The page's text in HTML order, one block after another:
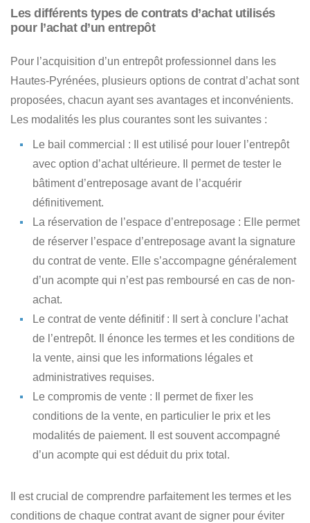
Les différents types de contrats d’achat utilisés
pour l’achat d’un entrepôt
Pour l’acquisition d’un entrepôt professionnel dans les
Hautes-Pyrénées, plusieurs options de contrat d’achat sont
proposées, chacun ayant ses avantages et inconvénients.
Les modalités les plus courantes sont les suivantes :
Le bail commercial : Il est utilisé pour louer l’entrepôt
avec option d’achat ultérieure. Il permet de tester le
bâtiment d’entreposage avant de l’acquérir
définitivement.
La réservation de l’espace d’entreposage : Elle permet
de réserver l’espace d’entreposage avant la signature
du contrat de vente. Elle s’accompagne généralement
d’un acompte qui n’est pas remboursé en cas de non-
achat.
Le contrat de vente définitif: Il sert à conclure l’achat
de l’entrepôt. Il énonce les termes et les conditions de
la vente, ainsi que les informations légales et
administratives requises.
Le compromis de vente : Il permet de fixer les
conditions de la vente, en particulier le prix et les
modalités de paiement. Il est souvent accompagné
d’un acompte qui est déduit du prix total.
Il est crucial de comprendre parfaitement les termes et les
conditions de chaque contrat avant de signer pour éviter